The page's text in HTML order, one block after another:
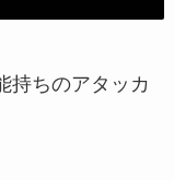
持ちのアタッカ